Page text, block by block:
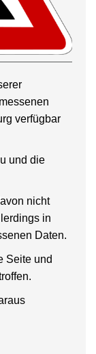
verfügbar
und die
nicht
in
Daten.
Seite und